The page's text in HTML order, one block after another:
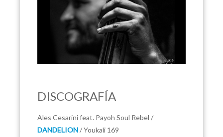
DISCOGRAFÍA
Ales Cesarini feat. Payoh Soul Rebel /
DANDELION/ Youkali 169